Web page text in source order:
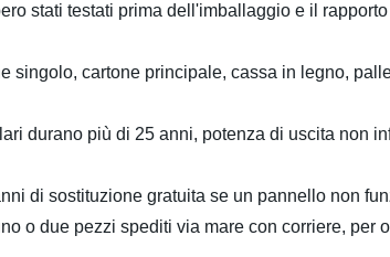
stati testati prima dell'imballaggio e il
singolo, cartone principale, cassa in legno,
durano più di 25 anni, potenza di uscita non
di sostituzione gratuita se un pannello non
o due pezzi spediti via mare con corriere,